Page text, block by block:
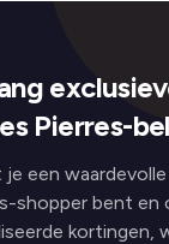
Pierres-
je een
shopper bent en
kortingen,